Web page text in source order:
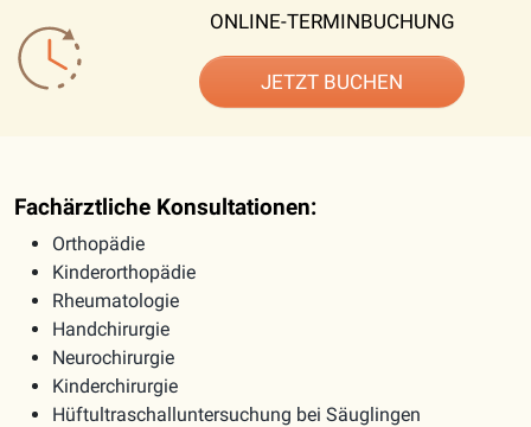
ONLINE-TERMINBUCHUNG
JETZT BUCHEN
Fachärztliche Konsultationen:
Orthopädie
Kinderorthopädie
Rheumatologie
Handchirurgie
Neurochirurgie
Kinderchirurgie
Hüftultraschalluntersuchung bei Säuglingen